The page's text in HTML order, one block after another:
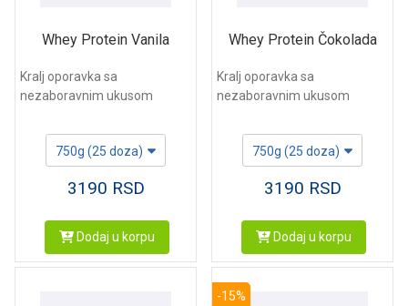
Whey Protein Vanila
Kralj oporavka sa
nezaboravnim ukusom
750g (25 doza)
3190 RSD
Dodaj u korpu
Whey Protein Čokolada
Kralj oporavka sa
nezaboravnim ukusom
750g (25 doza)
3190 RSD
Dodaj u korpu
-15%